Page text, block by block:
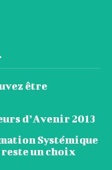
être
d’Avenir 2013
Systémique
un choix